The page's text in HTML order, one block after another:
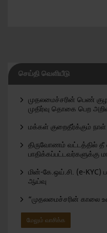
செய்தி வெளியீடு
முதலமைச்சரின் பெண்
முதிர்வு தொகை பெற
மக்கள் குறைதீர்க்கும்
திருவோணம் வட்டத்தில் தீ
பாதிக்கப்பட்டவர்களுக்கு
மின்-கே.ஒய்.சி. (e-KYC)
ஆய்வு
“முதலமைச்சரின் காலை
மேலும் வாசிக்க